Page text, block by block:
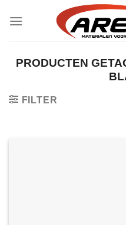
naar
PRODUCTEN
FILTER